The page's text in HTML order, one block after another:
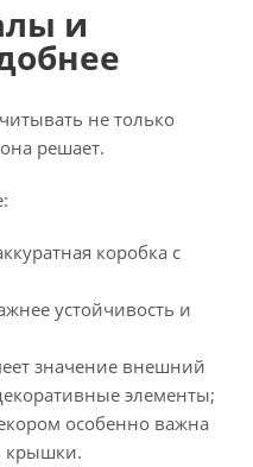
и
не только
решает.
коробка с
устойчивость и
значение внешний
элементы;
особенно важна
крышки.